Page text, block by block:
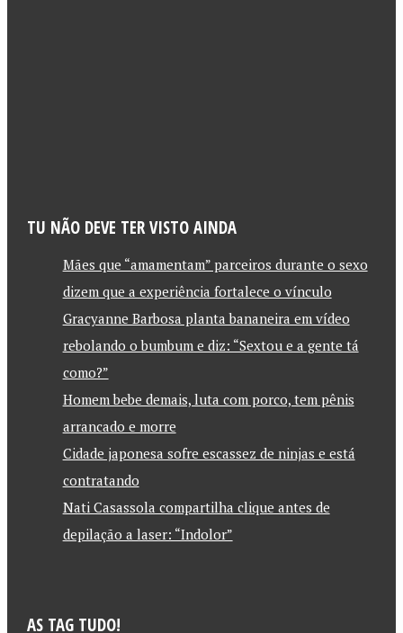
TU NÃO DEVE TER VISTO AINDA
Mães que “amamentam” parceiros durante o sexo
dizem que a experiência fortalece o vínculo
Gracyanne Barbosa planta bananeira em vídeo
rebolando o bumbum e diz: “Sextou e a gente tá
como?”
Homem bebe demais, luta com porco, tem pênis
arrancado e morre
Cidade japonesa sofre escassez de ninjas e está
contratando
Nati Casassola compartilha clique antes de
depilação a laser: “Indolor”
AS TAG TUDO!